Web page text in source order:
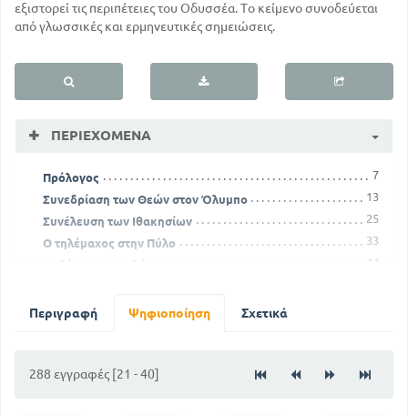
εξιστορεί τις περιπέτειες του Οδυσσέα. Το κείμενο συνοδεύεται
από γλωσσικές και ερμηνευτικές σημειώσεις.
ΠΕΡΙΕΧΌΜΕΝΑ
Πρόλογος
7
Συνεδρίαση των Θεών στον Όλυμπο
13
Συνέλευση των Ιθακησίων
25
Ο τηλέμαχος στην Πύλο
33
Παθήματα Μενελάου
44
Ο Οδυσσέας διηγείται τα παθήματά του
Περιγραφή Ψηφιοποίηση Σχετικά
288 εγγραφές [21 - 40]